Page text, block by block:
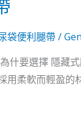
袋便利腿帶 /
什要選擇 隱藏式
用柔軟而輕盈的